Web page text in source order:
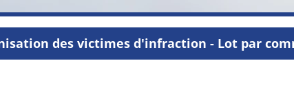
des victimes d'infraction - Lot par